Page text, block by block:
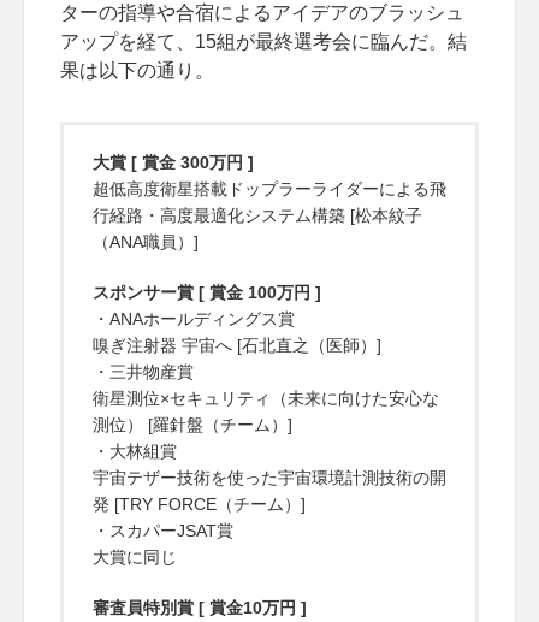
ターの指導や合宿によるアイデアのブラッシュ
アップを経て、15組が最終選考会に臨んだ。結
果は以下の通り。
大賞 [ 賞金 300万円 ]
超低高度衛星搭載ドップラーライダーによる飛
行経路・高度最適化システム構築 [松本紋子
（ANA職員）]
スポンサー賞 [ 賞金 100万円 ]
・ANAホールディングス賞
嗅ぎ注射器 宇宙へ [石北直之（医師）]
・三井物産賞
衛星測位×セキュリティ（未来に向けた安心な
測位） [羅針盤（チーム）]
・大林組賞
宇宙テザー技術を使った宇宙環境計測技術の開
発 [TRY FORCE（チーム）]
・スカパーJSAT賞
大賞に同じ
審査員特別賞 [ 賞金10万円 ]